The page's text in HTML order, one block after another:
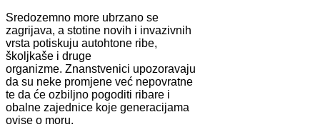
Sredozemno more ubrzano se
zagrijava, a stotine novih i invazivnih
vrsta potiskuju autohtone ribe,
školjkaše i druge
organizme. Znanstvenici upozoravaju
da su neke promjene već nepovratne
te da će ozbiljno pogoditi ribare i
obalne zajednice koje generacijama
ovise o moru.